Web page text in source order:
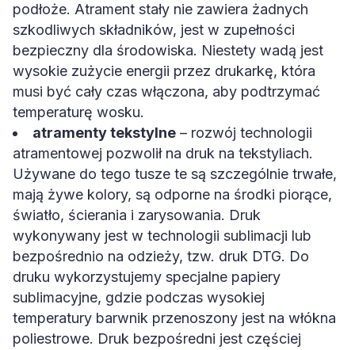
podłoże. Atrament stały nie zawiera żadnych
szkodliwych składników, jest w zupełności
bezpieczny dla środowiska. Niestety wadą jest
wysokie zużycie energii przez drukarkę, która
musi być cały czas włączona, aby podtrzymać
temperaturę wosku.
atramenty tekstylne – rozwój technologii
atramentowej pozwolił na druk na tekstyliach.
Używane do tego tusze te są szczególnie trwałe,
mają żywe kolory, są odporne na środki piorące,
światło, ścierania i zarysowania. Druk
wykonywany jest w technologii sublimacji lub
bezpośrednio na odzieży, tzw. druk DTG. Do
druku wykorzystujemy specjalne papiery
sublimacyjne, gdzie podczas wysokiej
temperatury barwnik przenoszony jest na włókna
poliestrowe. Druk bezpośredni jest częściej